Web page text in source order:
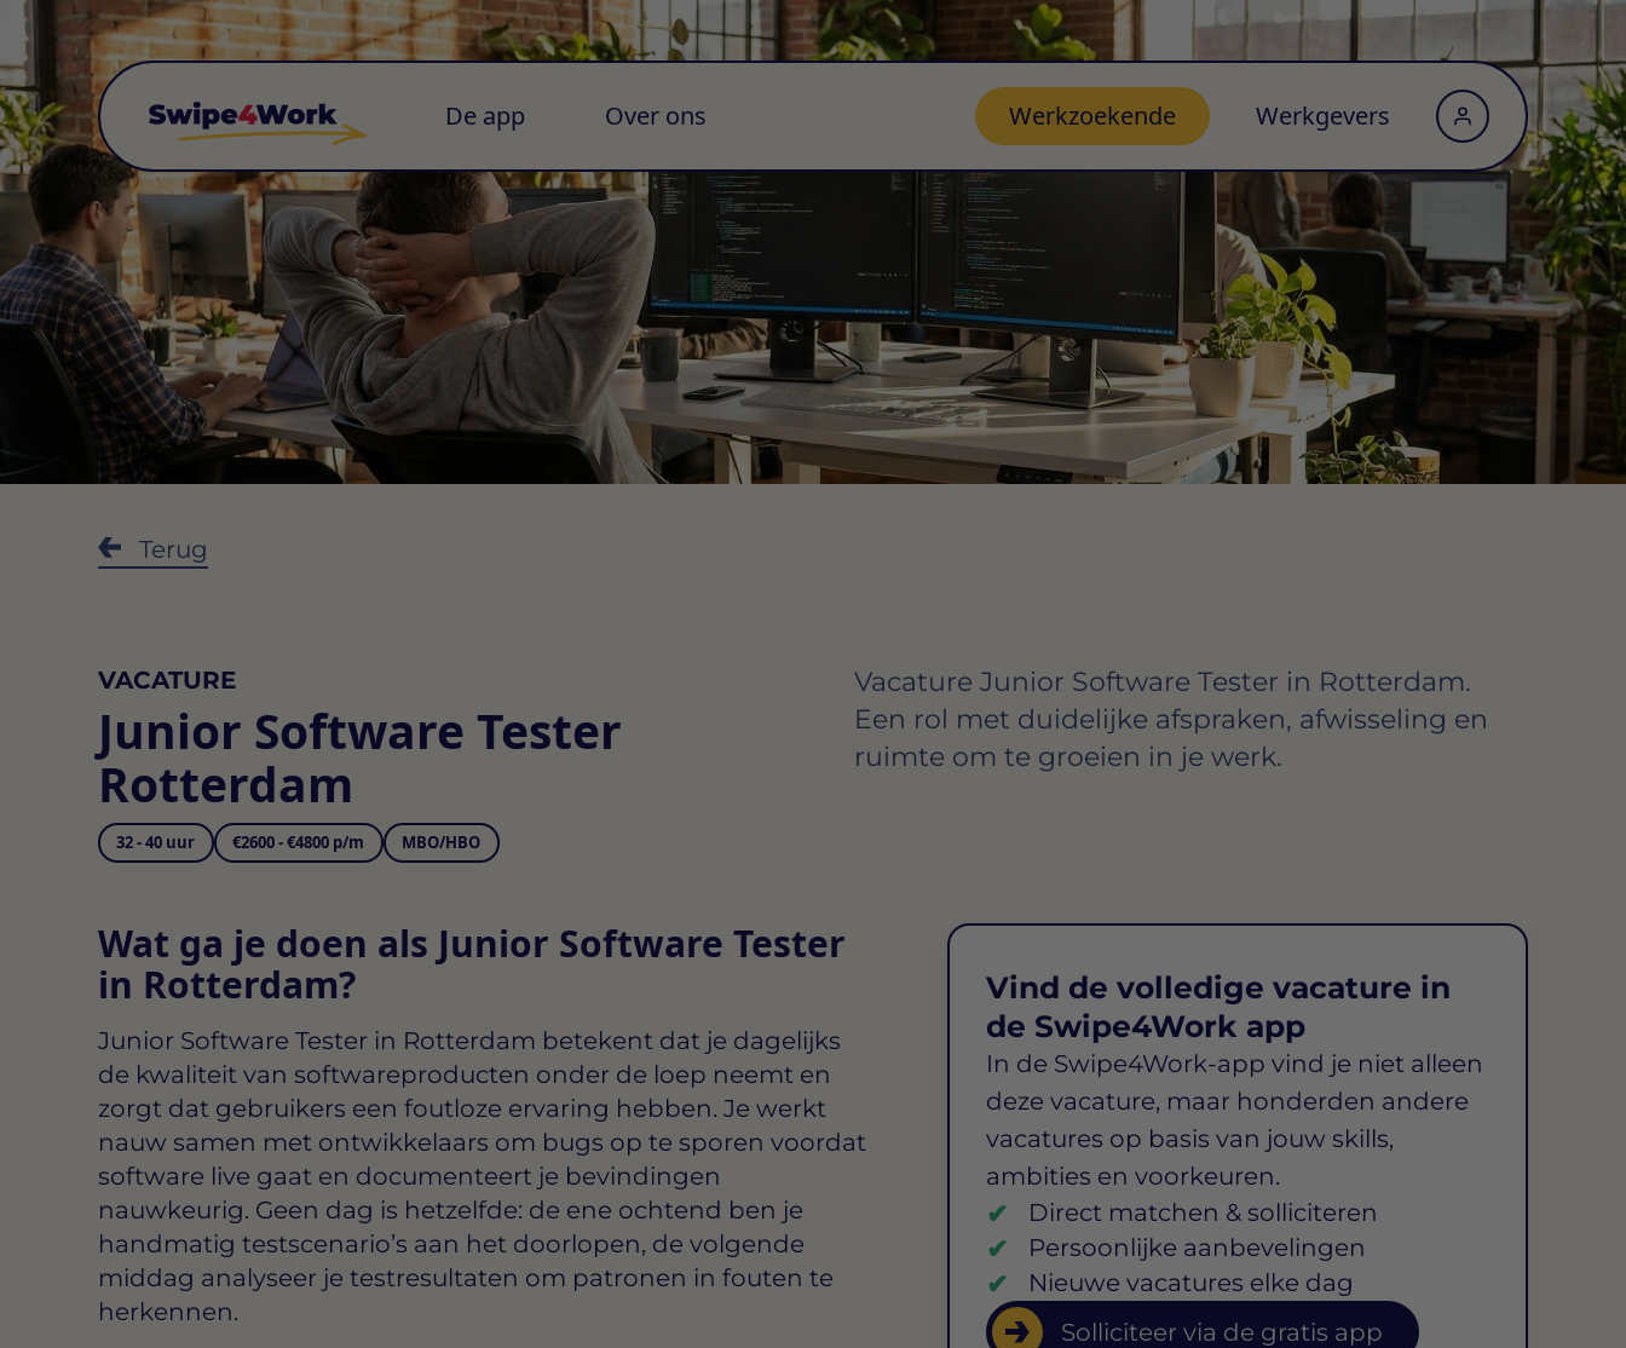
De app Over ons Werkzoekende Werkgevers
Terug
VACATURE
Junior Software Tester
Rotterdam
32 - 40 uur €2600 - €4800 p/m MBO/HBO
Vacature Junior Software Tester in Rotterdam.
Een rol met duidelijke afspraken, afwisseling en
ruimte om te groeien in je werk.
Wat ga je doen als Junior Software Tester
in Rotterdam?
Junior Software Tester in Rotterdam betekent dat je dagelijks
de kwaliteit van softwareproducten onder de loep neemt en
zorgt dat gebruikers een foutloze ervaring hebben. Je werkt
nauw samen met ontwikkelaars om bugs op te sporen voordat
software live gaat en documenteert je bevindingen
nauwkeurig. Geen dag is hetzelfde: de ene ochtend ben je
handmatig testscenario’s aan het doorlopen, de volgende
middag analyseer je testresultaten om patronen in fouten te
herkennen.
Vind de volledige vacature in
de Swipe4Work app
In de Swipe4Work-app vind je niet alleen
deze vacature, maar honderden andere
vacatures op basis van jouw skills,
ambities en voorkeuren.
Direct matchen & solliciteren
Persoonlijke aanbevelingen
Nieuwe vacatures elke dag
Solliciteer via de gratis app